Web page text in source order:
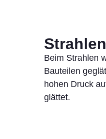
Strahlen
Beim Strahlen
Bauteilen
hohen Druck
glättet.